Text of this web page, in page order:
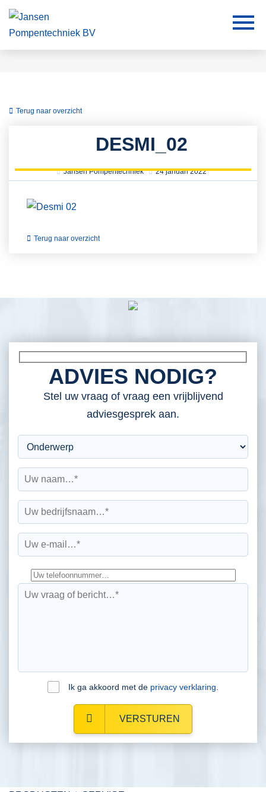
Terug naar overzicht
DESMI_02
Jansen Pompentechniek 24 januari 2022
Terug naar overzicht
ADVIES NODIG?
Stel uw vraag of vraag een vrijblijvend
adviesgesprek aan.
Ik ga akkoord met de privacy verklaring
VERSTUREN